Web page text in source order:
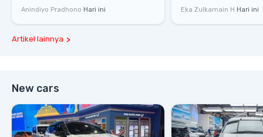
Komprehensif di Indonesia
Anindiyo Pradhono Hari ini
Industri Otomotif
Eka Zulkarnain H Hari ini
Artikel lainnya
New cars